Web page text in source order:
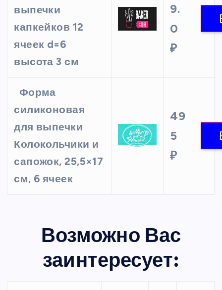
выпечки
капкейков 12
ячеек d=6
высота 3 см
9.
0
₽
Форма
силиконовая
для выпечки
Колокольчики и
сапожок, 25,5×17
см, 6 ячеек
49
5
₽
Возможно Вас
заинтересует: